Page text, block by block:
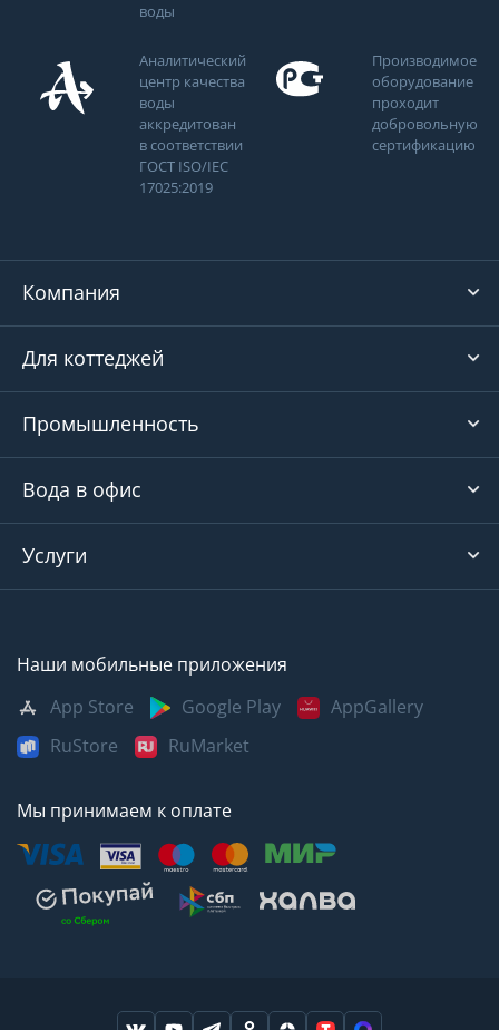
воды
Аналитический
центр качества
воды
аккредитован
в соответствии
ГОСТ ISO/IEC
17025:2019
Производимое
оборудование
проходит
добровольную
сертификацию
Компания
Для коттеджей
Промышленность
Вода в офис
Услуги
Наши мобильные приложения
App Store
Google Play
AppGallery
RuStore
RuMarket
Мы принимаем к оплате